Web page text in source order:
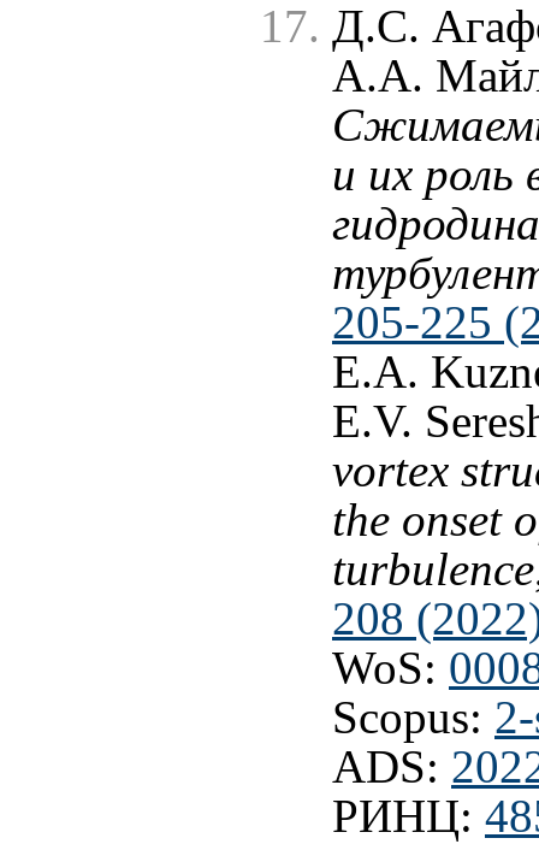
Д.С.
А.А.
и их роль
205-225
E.A.
E.V.
vortex
the onset
turbulence
208
WoS:
Scopus:
ADS:
РИНЦ: